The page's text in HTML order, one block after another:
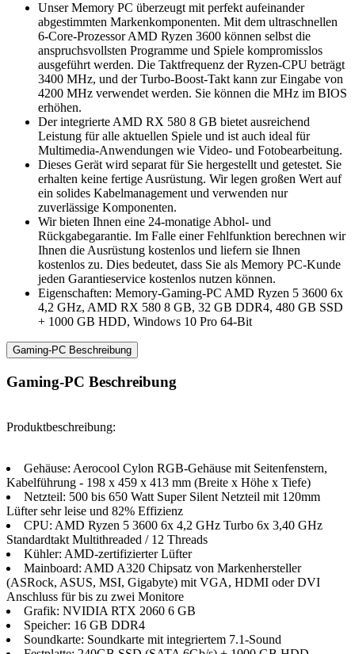
Unser Memory PC überzeugt mit perfekt aufeinander
abgestimmten Markenkomponenten. Mit dem ultraschnellen
6-Core-Prozessor AMD Ryzen 3600 können selbst die
anspruchsvollsten Programme und Spiele kompromisslos
ausgeführt werden. Die Taktfrequenz der Ryzen-CPU beträgt
3400 MHz, und der Turbo-Boost-Takt kann zur Eingabe von
4200 MHz verwendet werden. Sie können die MHz im BIOS
erhöhen.
Der integrierte AMD RX 580 8 GB bietet ausreichend
Leistung für alle aktuellen Spiele und ist auch ideal für
Multimedia-Anwendungen wie Video- und Fotobearbeitung.
Dieses Gerät wird separat für Sie hergestellt und getestet. Sie
erhalten keine fertige Ausrüstung. Wir legen großen Wert auf
ein solides Kabelmanagement und verwenden nur
zuverlässige Komponenten.
Wir bieten Ihnen eine 24-monatige Abhol- und
Rückgabegarantie. Im Falle einer Fehlfunktion berechnen wir
Ihnen die Ausrüstung kostenlos und liefern sie Ihnen
kostenlos zu. Dies bedeutet, dass Sie als Memory PC-Kunde
jeden Garantieservice kostenlos nutzen können.
Eigenschaften: Memory-Gaming-PC AMD Ryzen 5 3600 6x
4,2 GHz, AMD RX 580 8 GB, 32 GB DDR4, 480 GB SSD
+ 1000 GB HDD, Windows 10 Pro 64-Bit
Gaming-PC Beschreibung
Gaming-PC Beschreibung
Produktbeschreibung:
Gehäuse: Aerocool Cylon RGB-Gehäuse mit Seitenfenstern,
Kabelführung - 198 x 459 x 413 mm (Breite x Höhe x Tiefe)
Netzteil: 500 bis 650 Watt Super Silent Netzteil mit 120mm
Lüfter sehr leise und 82% Effizienz
CPU: AMD Ryzen 5 3600 6x 4,2 GHz Turbo 6x 3,40 GHz
Standardtakt Multithreaded / 12 Threads
Kühler: AMD-zertifizierter Lüfter
Mainboard: AMD A320 Chipsatz von Markenhersteller
(ASRock, ASUS, MSI, Gigabyte) mit VGA, HDMI oder DVI
Anschluss für bis zu zwei Monitore
Grafik: NVIDIA RTX 2060 6 GB
Speicher: 16 GB DDR4
Soundkarte: Soundkarte mit integriertem 7.1-Sound